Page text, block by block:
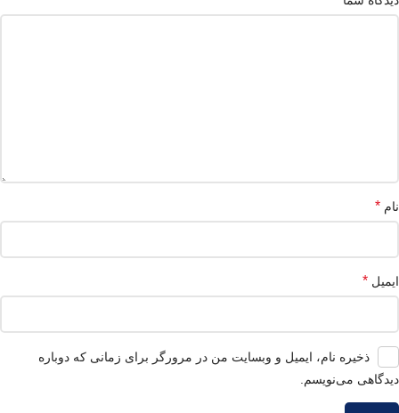
نام *
ایمیل *
ذخیره نام، ایمیل و وبسایت من در مرورگر برای زمانی که دوباره
دیدگاهی می‌نویسم.